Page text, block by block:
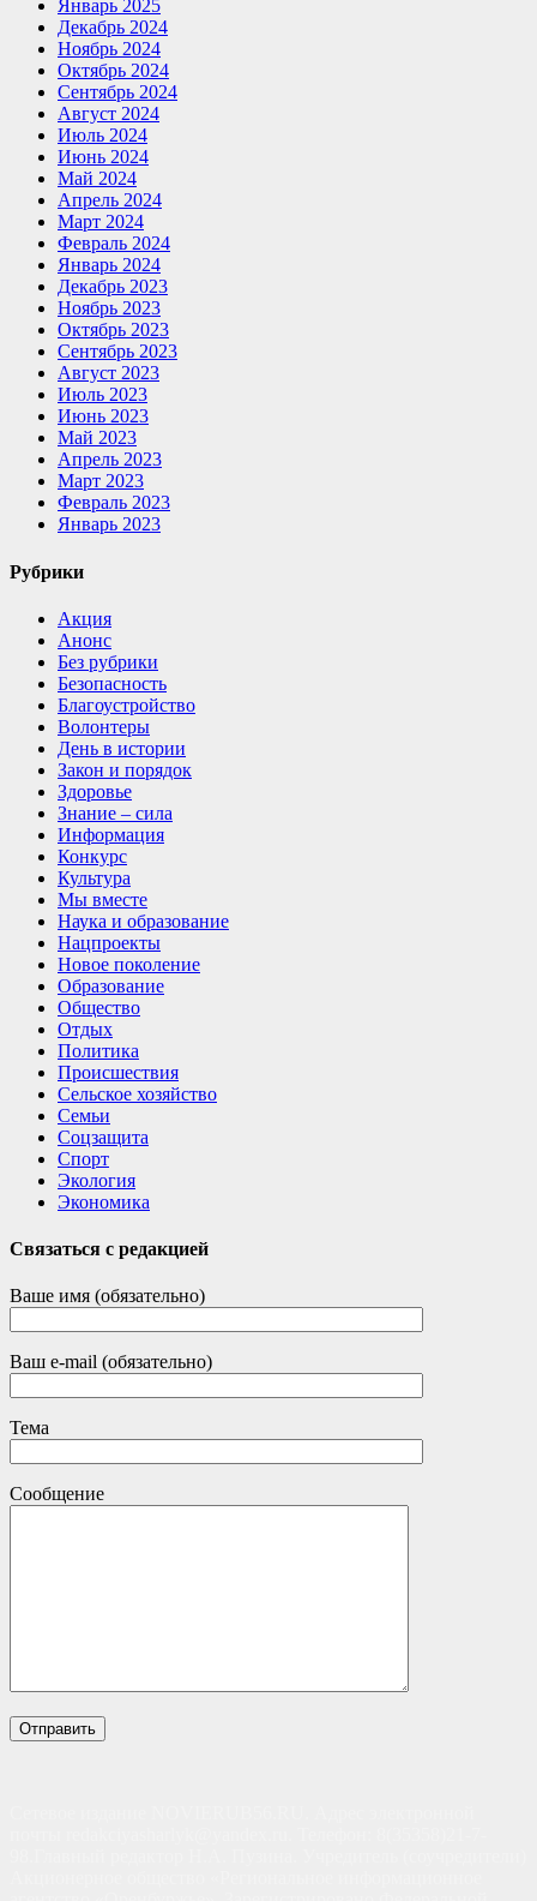
Январь 2025
Декабрь 2024
Ноябрь 2024
Октябрь 2024
Сентябрь 2024
Август 2024
Июль 2024
Июнь 2024
Май 2024
Апрель 2024
Март 2024
Февраль 2024
Январь 2024
Декабрь 2023
Ноябрь 2023
Октябрь 2023
Сентябрь 2023
Август 2023
Июль 2023
Июнь 2023
Май 2023
Апрель 2023
Март 2023
Февраль 2023
Январь 2023
Рубрики
Акция
Анонс
Без рубрики
Безопасность
Благоустройство
Волонтеры
День в истории
Закон и порядок
Здоровье
Знание – сила
Информация
Конкурс
Культура
Мы вместе
Наука и образование
Нацпроекты
Новое поколение
Образование
Общество
Отдых
Политика
Происшествия
Сельское хозяйство
Семьи
Соцзащита
Спорт
Экология
Экономика
Связаться с редакцией
Ваше имя (обязательно)
Ваш e-mail (обязательно)
Тема
Сообщение